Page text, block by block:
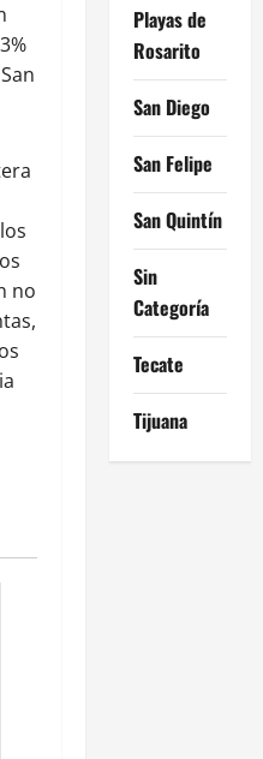
no
Playas de
Rosarito
San Diego
San Felipe
San Quintín
Sin
Categoría
Tecate
Tijuana